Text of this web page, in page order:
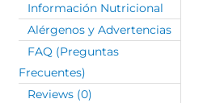
Información Nutricional
Alérgenos y Advertencias
FAQ (Preguntas
Frecuentes)
Reviews (0)